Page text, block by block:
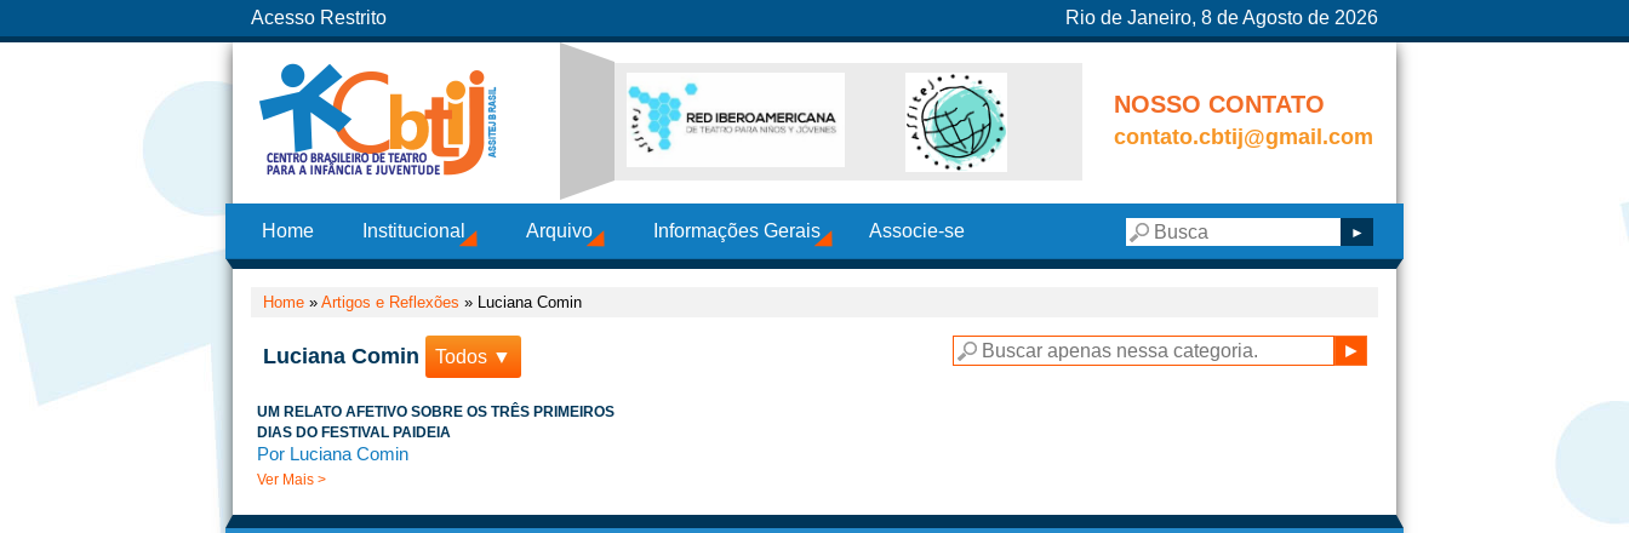
Acesso Restrito Rio de Janeiro, 8 de Agosto de 2026
NOSSO CONTATO
contato.cbtij@gmail.com
Home Institucional Arquivo Informações Gerais Associe-se
Home » Artigos e Reflexões » Luciana Comin
Luciana Comin Todos ▼
UM RELATO AFETIVO SOBRE OS TRÊS PRIMEIROS
DIAS DO FESTIVAL PAIDEIA
Por Luciana Comin
Ver Mais >